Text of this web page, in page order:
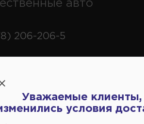
авто
206-206-5
центр:
шин, дисков,
Уважаемые клиенты,
условия